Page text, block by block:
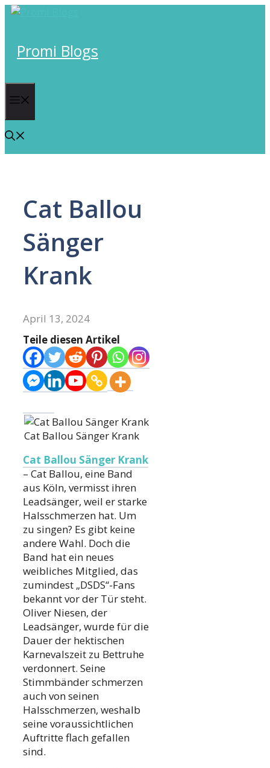
Skip
Promi Blogs
Cat Ballou
Sänger
Krank
April 13, 2024
Teile diesen Artikel
Cat Ballou Sänger Krank
Cat Ballou Sänger Krank
– Cat Ballou, eine Band
aus Köln, vermisst ihren
Leadsänger, weil er starke
Halsschmerzen hat. Um
zu singen? Es gibt keine
andere Wahl. Doch die
Band hat ein neues
weibliches Mitglied, das
zumindest „DSDS“-Fans
bekannt vor der Tür steht.
Oliver Niesen, der
Leadsänger, wurde für die
Dauer der hektischen
Karnevalszeit zu Bettruhe
verdonnert. Seine
Stimmbänder schmerzen
auch von seinen
Halsschmerzen, weshalb
seine voraussichtlichen
Auftritte flach gefallen
sind.